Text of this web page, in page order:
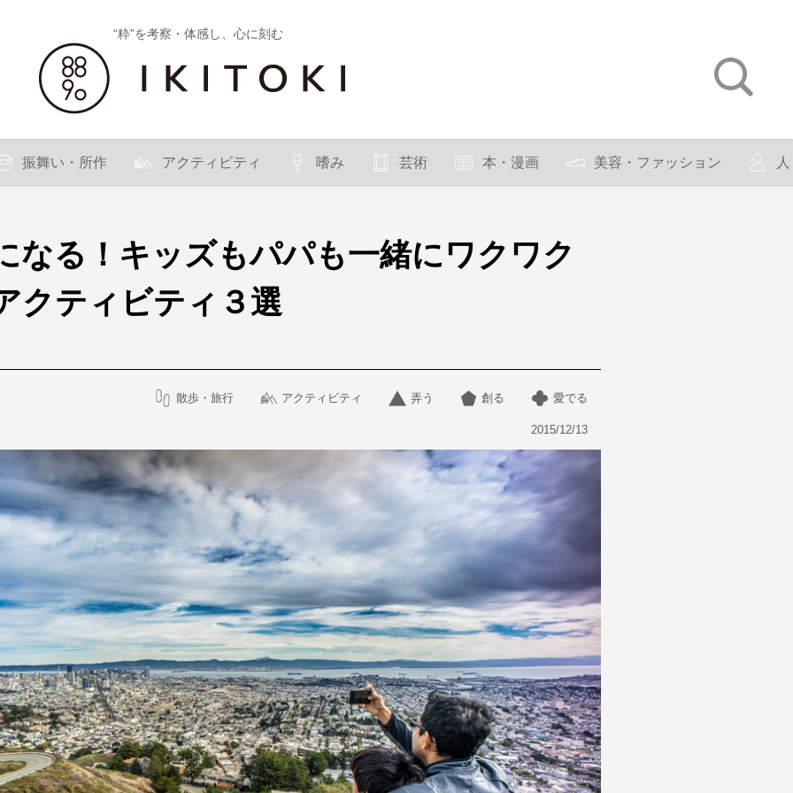
“粋”を考察・体感し、心に刻む
振舞い・所作 アクティビティ 嗜み 芸術 本・漫画 美容・ファッション 人
なる！キッズもパパも一緒にワクワク
クティビティ３選
散歩・旅行 アクティビティ 弄う 創る 愛でる
2015/12/13